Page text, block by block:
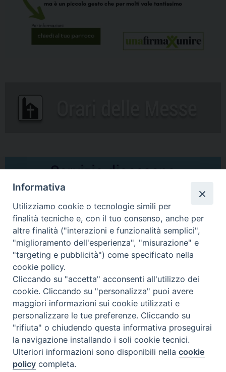
Comunicati Stampa
Il cordoglio dei Vescovi di Puglia per la morte di S.E.R. Mons. Agostino
Superbo
Nasce la Consulta Diocesana delle Aggregazioni Laicali di Castellaneta
Archivio comunicati stampa
2026 © Diocesi di Castellaneta
Informativa
Utilizziamo cookie o tecnologie simili per
finalità tecniche e, con il tuo consenso, anche per
altre finalità ("interazioni e funzionalità semplici",
"miglioramento dell'esperienza", "misurazione" e
"targeting e pubblicità") come specificato nella
cookie policy.
Cliccando su "accetta" acconsenti all'utilizzo dei
cookie. Cliccando su "personalizza" puoi avere
maggiori informazioni sui cookie utilizzati e
personalizzare le tue preferenze. Cliccando su
"rifiuta" o chiudendo questa informativa proseguirai
la navigazione installando i soli cookie tecnici.
Ulteriori informazioni sono disponibili nellacookie
policy completa.